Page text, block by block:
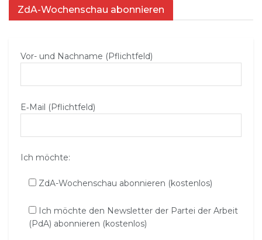
ZdA-Wochenschau abonnieren
Vor- und Nachname (Pflichtfeld)
E‑Mail (Pflichtfeld)
Ich möchte:
ZdA-Wochenschau abonnieren (kostenlos)
Ich möchte den Newsletter der Partei der Arbeit
(PdA) abonnieren (kostenlos)